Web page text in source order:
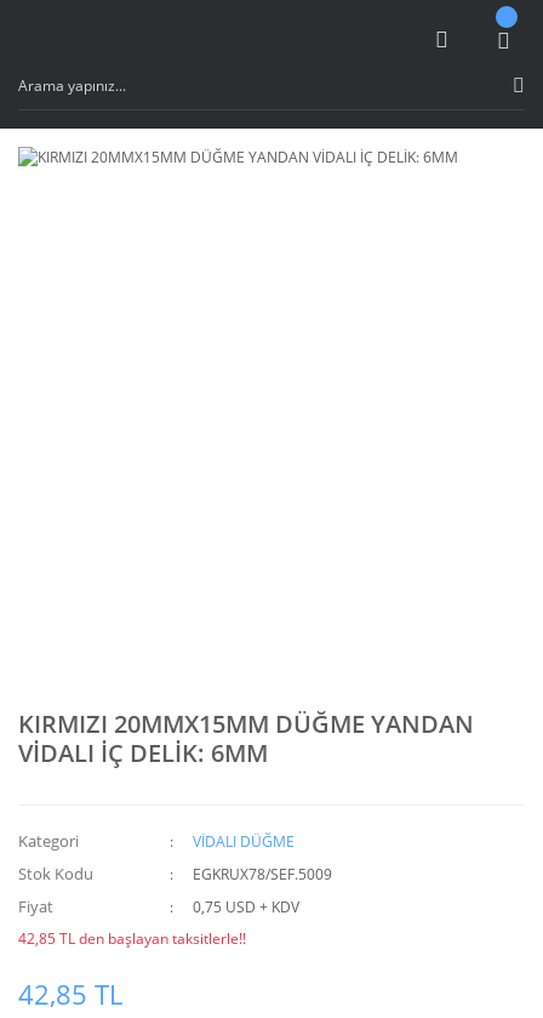
KIRMIZI 20MMX15MM DÜĞME YANDAN
VİDALI İÇ DELİK: 6MM
Kategori VİDALI DÜĞME
Stok Kodu EGKRUX78/SEF.5009
Fiyat
0,75 USD + KDV
42,85 TL den başlayan taksitlerle!!
42,85 TL